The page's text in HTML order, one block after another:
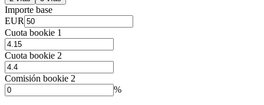
Importe base
EUR
Cuota bookie 1
Cuota bookie 2
Comisión bookie 2
%